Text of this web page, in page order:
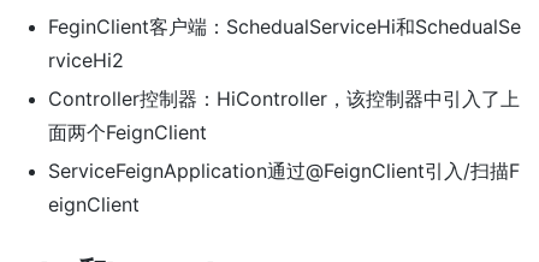
FeginClient客户端：SchedualServiceHi和SchedualSe
rviceHi2
Controller控制器：HiController，该控制器中引入了上
面两个FeignClient
ServiceFeignApplication通过@FeignClient引入/扫描F
eignClient